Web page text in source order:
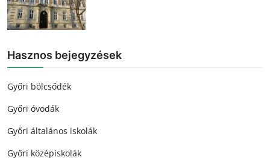
Hasznos bejegyzések
Győri bölcsődék
Győri óvodák
Győri általános iskolák
Győri középiskolák